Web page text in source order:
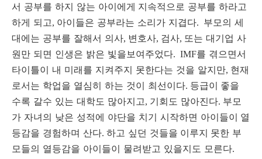
서 공부를 하지 않는 아이에게 지속적으로 공부를 하라고
하게 되고, 아이들은 공부라는 소리가 지겹다. 부모의 세
대에는 공부를 잘해서 의사, 변호사, 검사, 또는 대기업 사
원만 되면 인생은 밝은 빛을보여주었다. IMF를 겪으면서
타이틀이 내 미래를 지켜주지 못한다는 것을 알지만, 현재
로서는 학업을 열심히 하는 것이 최선이다. 등급이 좋을
수록 갈수 있는 대학도 많아지고, 기회도 많아진다. 부모
가 자녀의 낮은 성적에 야단을 치기 시작하면 아이들이 열
등감을 경험하며 산다. 하고 싶던 것들을 이루지 못한 부
모들의 열등감을 아이들이 물려받고 있을지도 모른다.